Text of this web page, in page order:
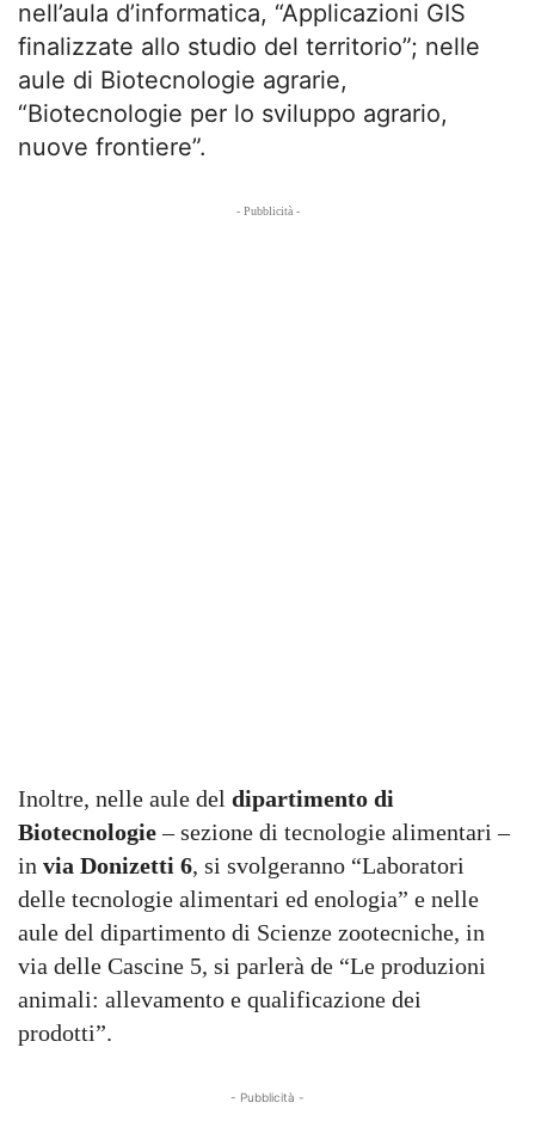
nell’aula d’informatica, “Applicazioni GIS
finalizzate allo studio del territorio”; nelle
aule di Biotecnologie agrarie,
“Biotecnologie per lo sviluppo agrario,
nuove frontiere”.
- Pubblicità -
Inoltre, nelle aule del dipartimento di
Biotecnologie– sezione di tecnologie alimentari –
in via Donizetti 6, si svolgeranno “Laboratori
delle tecnologie alimentari ed enologia” e nelle
aule del dipartimento di Scienze zootecniche, in
via delle Cascine 5, si parlerà de “Le produzioni
animali: allevamento e qualificazione dei
prodotti”.
- Pubblicità -